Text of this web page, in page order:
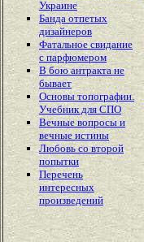
Украине
Банда отпетых
дизайнеров
Фатальное свидание
с парфюмером
В бою антракта не
бывает
Основы топографии.
Учебник для СПО
Вечные вопросы и
вечные истины
Любовь со второй
попытки
Перечень
интересных
произведений